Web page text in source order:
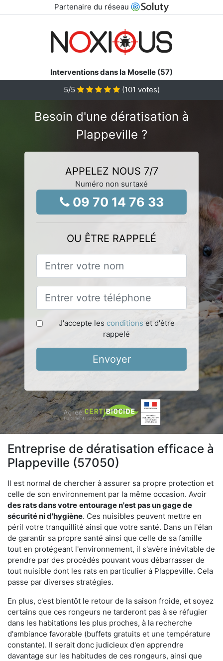
Partenaire du réseau
Interventions dans la Moselle (57)
5/5 (101 votes)
Besoin d'une dératisation à
Plappeville ?
APPELEZ NOUS 7/7
Numéro non surtaxé
09 70 14 76 33
OU ÊTRE RAPPELÉ
J'accepte les conditions et d'être
rappelé
Envoyer
Entreprise de dératisation efficace à
Plappeville (57050)
Il est normal de chercher à assurer sa propre protection et
celle de son environnement par la même occasion. Avoir
des rats dans votre entourage n'est pas un gage de
sécurité ni d'hygiène. Ces nuisibles peuvent mettre en
péril votre tranquillité ainsi que votre santé. Dans un l'élan
de garantir sa propre santé ainsi que celle de sa famille
tout en protégeant l'environnement, il s'avère inévitable de
prendre par des procédés pouvant vous débarrasser de
tout nuisible dont les rats en particulier à Plappeville. Cela
passe par diverses stratégies.
En plus, c'est bientôt le retour de la saison froide, et soyez
certains que ces rongeurs ne tarderont pas à se réfugier
dans les habitations les plus proches, à la recherche
d'ambiance favorable (buffets gratuits et une température
constante). Il serait donc judicieux d'en apprendre
davantage sur les habitudes de ces rongeurs, ainsi que